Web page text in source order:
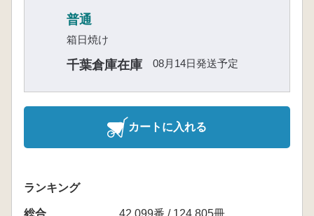
普通
箱日焼け
千葉倉庫在庫 08月14日発送予定
カートに入れる
ランキング
総合
42,099番 / 124,805冊